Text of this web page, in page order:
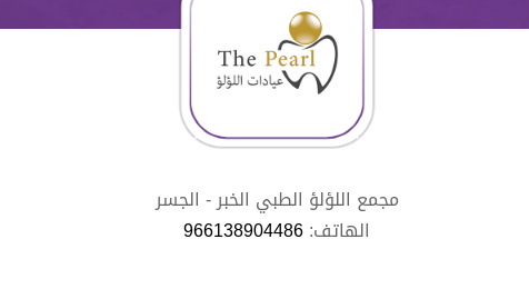
مجمع اللؤلؤ الطبي الخبر - الجسر
الهاتف:966138904486